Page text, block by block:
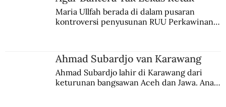
Maria Ullfah berada di dalam pusaran
kontroversi penyusunan RUU Perkawinan.
Ahmad Subardjo van Karawang
Ahmad Subardjo lahir di Karawang dari
keturunan bangsawan Aceh dan Jawa. Anak